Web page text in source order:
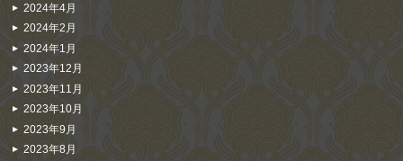
2024年4月
2024年2月
2024年1月
2023年12月
2023年11月
2023年10月
2023年9月
2023年8月